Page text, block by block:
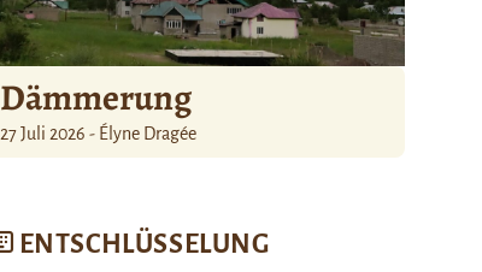
Dämmerung
27 Juli 2026 - Élyne Dragée
ENTSCHLÜSSELUNG